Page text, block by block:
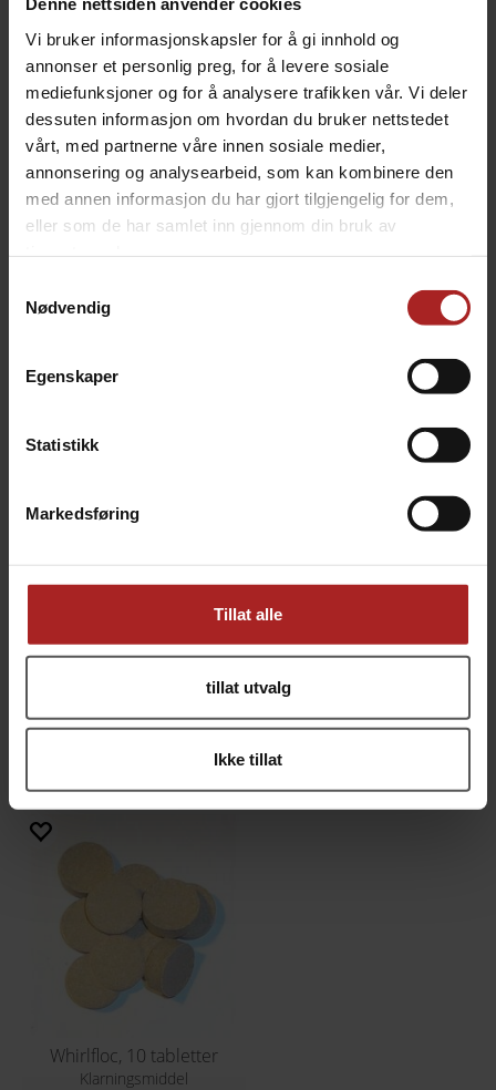
Vi bruker informasjonskapsler for å gi innhold og
annonser et personlig preg, for å levere sosiale
mediefunksjoner og for å analysere trafikken vår. Vi deler
dessuten informasjon om hvordan du bruker nettstedet
vårt, med partnerne våre innen sosiale medier,
annonsering og analysearbeid, som kan kombinere den
med annen informasjon du har gjort tilgjengelig for dem,
eller som de har samlet inn gjennom din bruk av
Nødvendig
Egenskaper
Statistikk
Markedsføring
Tillat alle
tillat utvalg
Ikke tillat
Volum 20 liter
TILBEHØR
BrewZilla 35 Gen 4.1 Startpakke
Det du trenger for å komme i gang
Klarningsmiddel unngå stuck mash!
Whirlfloc, 10 tabletter
Klarningsmiddel